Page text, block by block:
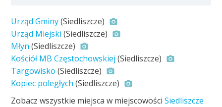
Urząd Gminy(Siedliszcze)
Urząd Miejski (Siedliszcze)
Młyn (Siedliszcze)
Kościół MB Częstochowskiej (Siedliszcze)
Targowisko (Siedliszcze)
Kopiec poległych (Siedliszcze)
Zobacz wszystkie miejsca w miejscowościSiedliszcze